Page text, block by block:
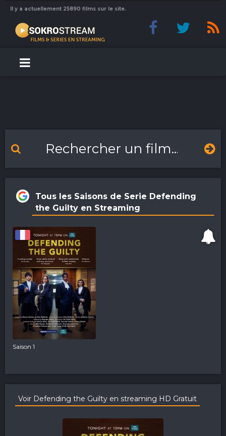
Il y a actuellement 25890 films sur le site.
Tous les Saisons de Serie Defending
the Guilty en Streaming
Saison 1
Voir Defending the Guilty en streaming HD Gratuit